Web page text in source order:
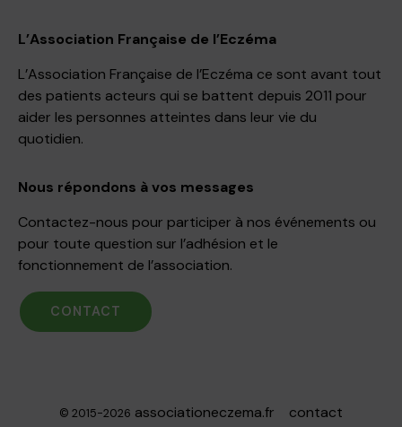
L’Association Française de l’Eczéma
L’Association Française de l’Eczéma ce sont avant tout
des patients acteurs qui se battent depuis 2011 pour
aider les personnes atteintes dans leur vie du
quotidien.
Nous répondons à vos messages
Contactez-nous pour participer à nos événements ou
pour toute question sur l’adhésion et le
fonctionnement de l’association.
CONTACT
© 2015-2026 associationeczema.fr contact